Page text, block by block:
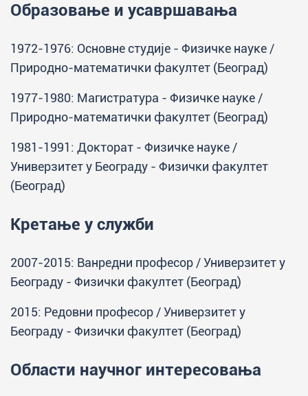
Образовање и усавршавања
1972-1976: Основне студије - Физичке науке /
Природно-математички факултет (Београд)
1977-1980: Магистратура - Физичке науке /
Природно-математички факултет (Београд)
1981-1991: Докторат - Физичке науке /
Универзитет у Београду - Физички факултет
(Београд)
Кретање у служби
2007-2015: Ванредни професор / Универзитет у
Београду - Физички факултет (Београд)
2015: Редовни професор / Универзитет у
Београду - Физички факултет (Београд)
Области научног интересовања